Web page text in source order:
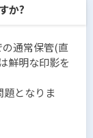
か?
通常保管(直
鮮明な印影を
題となりま